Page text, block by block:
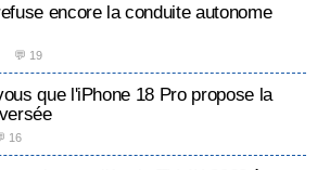
encore la conduite autonome
💬 19
que l'iPhone 18 Pro propose la
16